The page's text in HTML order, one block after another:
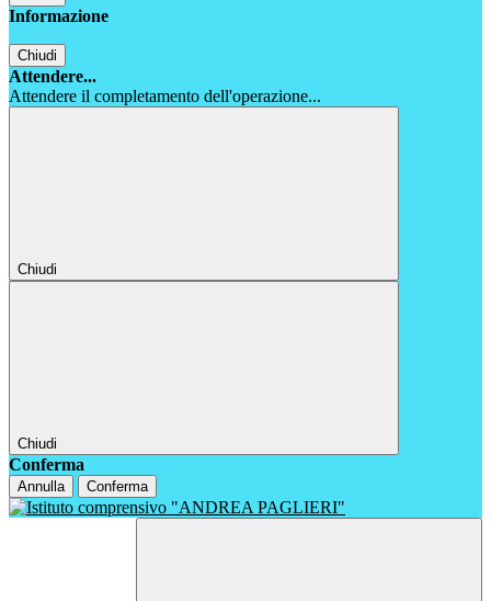
Informazione
Chiudi
Attendere...
Attendere il completamento dell'operazione...
Chiudi
Chiudi
Conferma
Annulla Conferma